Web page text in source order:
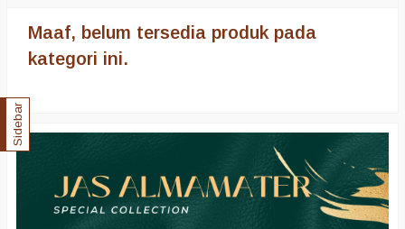
Maaf, belum tersedia produk pada
kategori ini.
Sidebar